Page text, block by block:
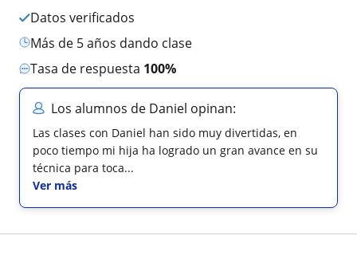
Datos verificados
más de 5 años dando clase
Tasa de respuesta 100%
Los alumnos de Daniel opinan:
Las clases con Daniel han sido muy divertidas, en
poco tiempo mi hija ha logrado un gran avance en su
técnica para toca...
Ver más